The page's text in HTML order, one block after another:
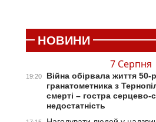
НОВИНИ
7 Серпня
19:20
Війна обірвала життя 50-
гранатометника з
смерті – гостра серцево-
недостатність